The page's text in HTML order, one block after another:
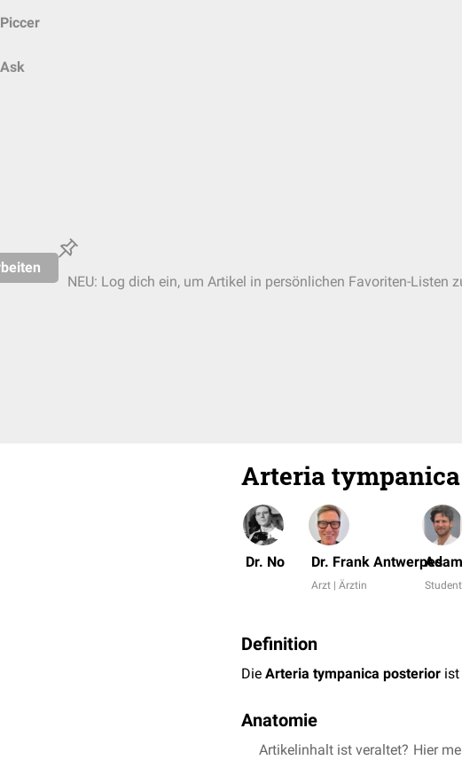
Piccer
Ask
NEU: Log dich ein, um Artikel in persönlichen Favoriten-Listen
Arteria
Dr. No Dr. Frank Antwerpes
Arzt | Ärztin
Definition
Die Arteria tympanica posterior
Anatomie
Die Arteria tympanica posterior
Artikelinhalt ist veraltet? Hier